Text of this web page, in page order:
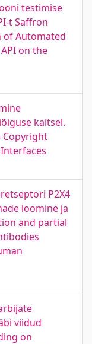
testimise
t Saffron
of Automated
on the
kaitsel.
Copyright
P2X4
loomine ja
and partial
viidud
on